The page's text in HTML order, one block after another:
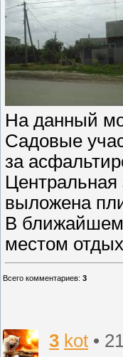
На данный
Садовые
за
Центральная
выложена
В ближайшем
местом
Всего комментариев: 3
3 kot •